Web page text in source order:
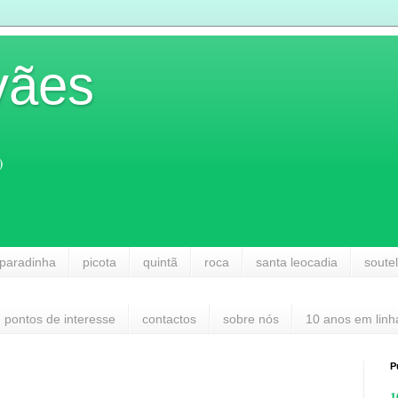
picota quintã roca santa leocadia
pontos de interesse contactos sobre nós 10 anos em